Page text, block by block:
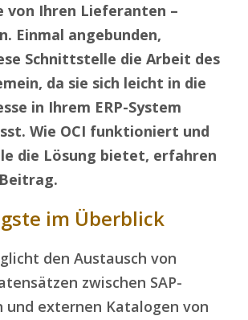
von Ihren Lieferanten –
Einmal angebunden,
Schnittstelle die Arbeit des
da sie sich leicht in die
in Ihrem ERP-System
Wie OCI funktioniert und
die Lösung bietet, erfahren
im Überblick
den Austausch von
zwischen SAP-
und externen Katalogen von